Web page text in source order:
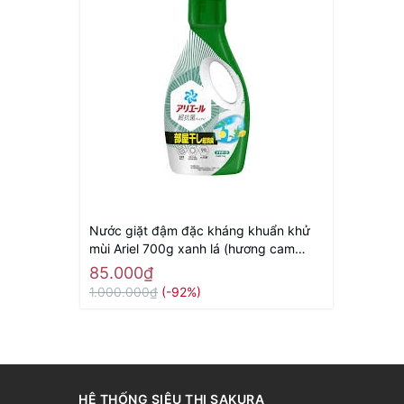
Nước giặt đậm đặc kháng khuẩn khử
mùi Ariel 700g xanh lá (hương cam
chanh tươi mát) - Hàng Nhật nội địa
85.000₫
1.000.000₫ (-92%)
HỆ THỐNG SIÊU THỊ SAKURA